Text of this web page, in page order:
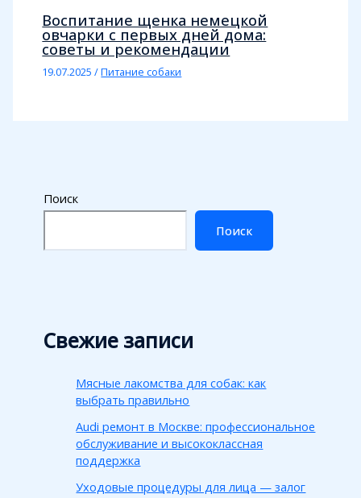
Воспитание щенка немецкой
овчарки с первых дней дома:
советы и рекомендации
19.07.2025/Питание собаки
Поиск
Поиск
Свежие записи
Мясные лакомства для собак: как
выбрать правильно
Audi ремонт в Москве: профессиональное
обслуживание и высококлассная
поддержка
Уходовые процедуры для лица — залог